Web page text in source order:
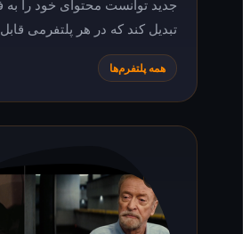
جدید توانست محتوای خود را به فرمت mp4
تبدیل کند که در هر پلتفرمی قابل پخش است.
همه پلتفرم‌ها